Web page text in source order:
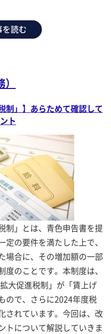
を読む
制」】あらためて確認して
ト
制」とは、青色申告書を提
の要件を満たした上で、
場合に、その増加額の一部
のことです。本制度は、
大促進税制」が「賃上げ
ので、さらに2024年度税
されています。今回は、改
トについて解説していきま